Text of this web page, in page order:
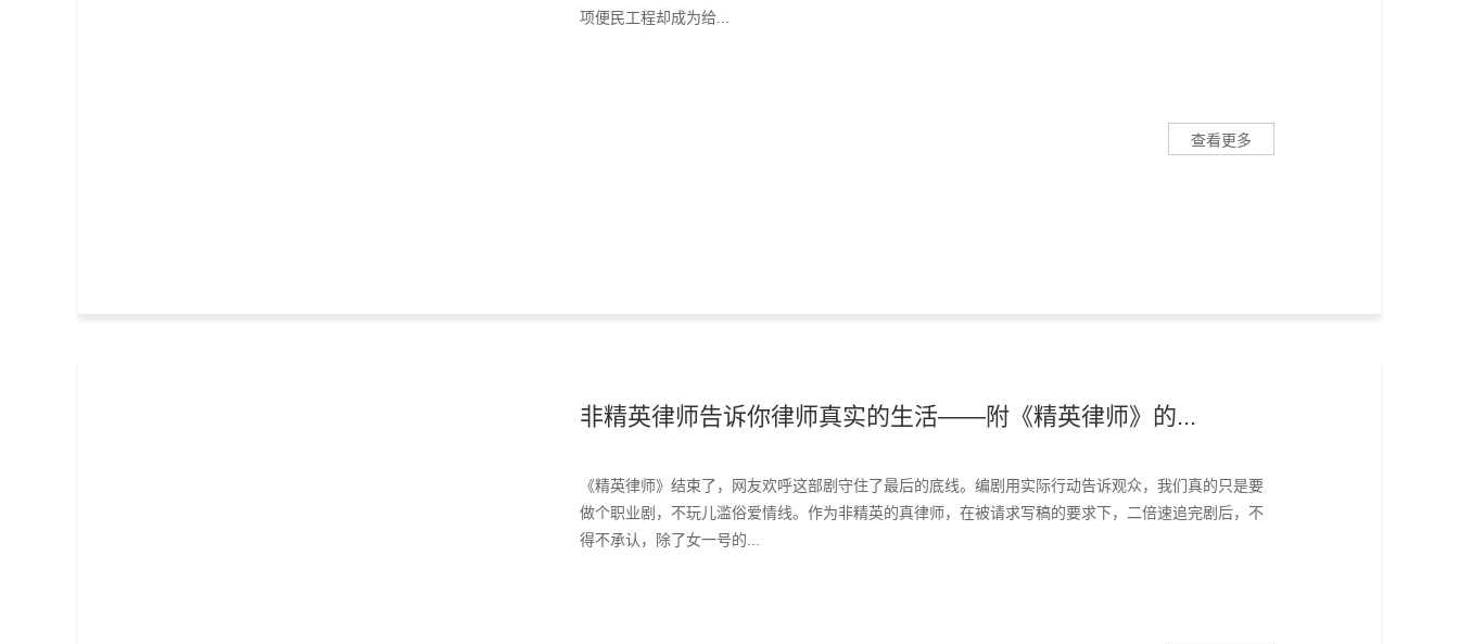
项便民工程却成为给...
查看更多
非精英律师告诉你律师真实的生活——附《精英律师》的...
《精英律师》结束了，网友欢呼这部剧守住了最后的底线。编剧用实际行动告诉观众，我们真的只是要
做个职业剧，不玩儿滥俗爱情线。作为非精英的真律师，在被请求写稿的要求下，二倍速追完剧后，不
得不承认，除了女一号的...